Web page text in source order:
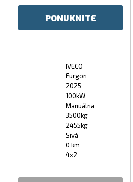
PONUKNITE
IVECO
Furgon
2025
100kW
Manuálna
3500kg
2455kg
Sivá
0 km
4x2